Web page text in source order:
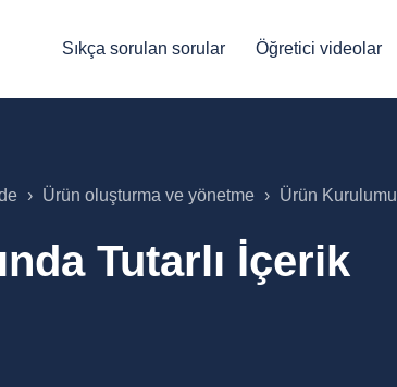
Sıkça sorulan sorular Öğretici videolar
Ürün oluşturma ve yönetme Ürün Kurulumu
Tutarlı İçerik